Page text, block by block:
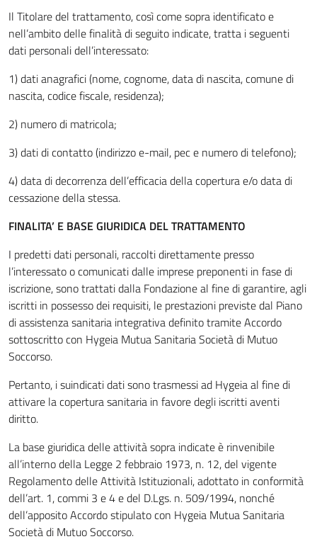
Il Titolare del trattamento, così come sopra identificato e
nell’ambito delle finalità di seguito indicate, tratta i seguenti
dati personali dell’interessato:
1) dati anagrafici (nome, cognome, data di nascita, comune di
nascita, codice fiscale, residenza);
2) numero di matricola;
3) dati di contatto (indirizzo e-mail, pec e numero di telefono);
4) data di decorrenza dell’efficacia della copertura e/o data di
cessazione della stessa.
FINALITA’ E BASE GIURIDICA DEL TRATTAMENTO
I predetti dati personali, raccolti direttamente presso
l’interessato o comunicati dalle imprese preponenti in fase di
iscrizione, sono trattati dalla Fondazione al fine di garantire, agli
iscritti in possesso dei requisiti, le prestazioni previste dal Piano
di assistenza sanitaria integrativa definito tramite Accordo
sottoscritto con Hygeia Mutua Sanitaria Società di Mutuo
Soccorso.
Pertanto, i suindicati dati sono trasmessi ad Hygeia al fine di
attivare la copertura sanitaria in favore degli iscritti aventi
diritto.
La base giuridica delle attività sopra indicate è rinvenibile
all’interno della Legge 2 febbraio 1973, n. 12, del vigente
Regolamento delle Attività Istituzionali, adottato in conformità
dell’art. 1, commi 3 e 4 e del D.Lgs. n. 509/1994, nonché
dell’apposito Accordo stipulato con Hygeia Mutua Sanitaria
Società di Mutuo Soccorso.